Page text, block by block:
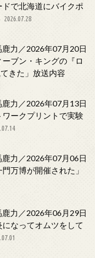
で北海道にバイクポ
2026.07.28
鹿力／2026年07月20日
ブン・キングの『ロ
きた」放送内容
鹿力／2026年07月13日
ークプリントで実験
鹿力／2026年07月06日
万博が開催された」
鹿力／2026年06月29日
なってオムツをして